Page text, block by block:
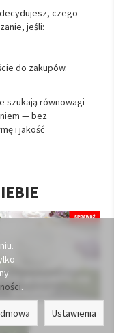
czego
jeśli:
do zakupów.
szukają równowagi
— bez
i jakość
prezentu na
wesele?
.
Ustawienia